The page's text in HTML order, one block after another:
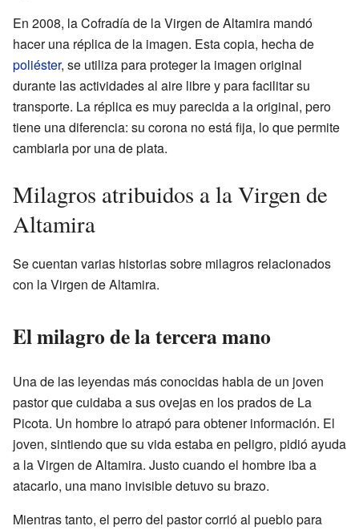
En 2008, la Cofradía de la Virgen de Altamira mandó
hacer una réplica de la imagen. Esta copia, hecha de
poliéster, se utiliza para proteger la imagen original
durante las actividades al aire libre y para facilitar su
transporte. La réplica es muy parecida a la original, pero
tiene una diferencia: su corona no está fija, lo que permite
cambiarla por una de plata.
Milagros atribuidos a la Virgen de
Altamira
Se cuentan varias historias sobre milagros relacionados
con la Virgen de Altamira.
El milagro de la tercera mano
Una de las leyendas más conocidas habla de un joven
pastor que cuidaba a sus ovejas en los prados de La
Picota. Un hombre lo atrapó para obtener información. El
joven, sintiendo que su vida estaba en peligro, pidió ayuda
a la Virgen de Altamira. Justo cuando el hombre iba a
atacarlo, una mano invisible detuvo su brazo.
Mientras tanto, el perro del pastor corrió al pueblo para